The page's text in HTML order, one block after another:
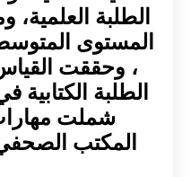
الطلبة
المستوى
، وحققت
الطلبة الكتابية
شملت
المكتب